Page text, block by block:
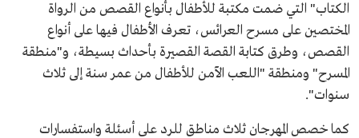
الكتاب" التي ضمت مكتبة للأطفال بأنواع القصص من الرواة
المختصين على مسرح العرائس، تعرف الأطفال فيها على أنواع
القصص، وطرق كتابة القصة القصيرة بأحداث بسيطة، و"منطقة
المسرح" ومنطقة "اللعب الآمن للأطفال من عمر سنة إلى ثلاث
سنوات".
كما خصص المهرجان ثلاث مناطق للرد على أسئلة واستفسارات